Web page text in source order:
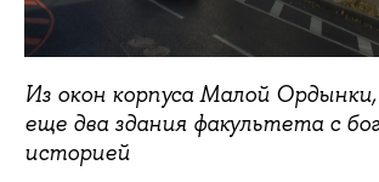
Из окон корпуса Малой
еще два здания факультета с
историей